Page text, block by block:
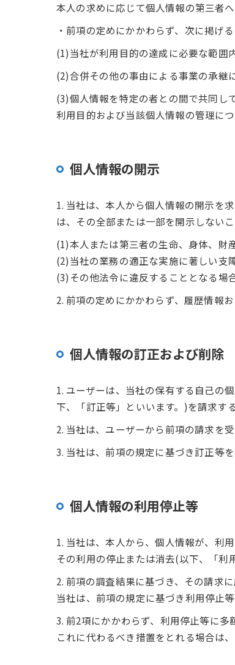
本人の求めに応じて個人情報の第三者
・前項の定めにかかわらず、次に掲げ
(1)当社が利用目的の達成に必要な範囲
(2)合併その他の事由による事業の承継
(3)個人情報を特定の者との間で共同し
利用目的および当該個人情報の管理に
個人情報の開示
1. 当社は、本人から個人情報の開示を
は、その全部または一部を開示しない
(1)本人または第三者の生命、身体、財
(2)当社の業務の適正な実施に著しい支
(3)その他法令に違反することとなる場
2. 前項の定めにかかわらず、履歴情報
個人情報の訂正および削除
1. ユーザーは、当社の保有する自己の
下、「訂正等」といいます。)を請求す
2. 当社は、ユーザーから前項の請求を
3. 当社は、前項の規定に基づき訂正等
個人情報の利用停止等
1. 当社は、本人から、個人情報が、利
その利用の停止または消去(以下、「利
2. 前項の調査結果に基づき、その請求
当社は、前項の規定に基づき利用停止
3. 前2項にかかわらず、利用停止等に
これに代わるべき措置をとれる場合は